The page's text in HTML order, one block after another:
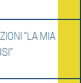
“LA MIA